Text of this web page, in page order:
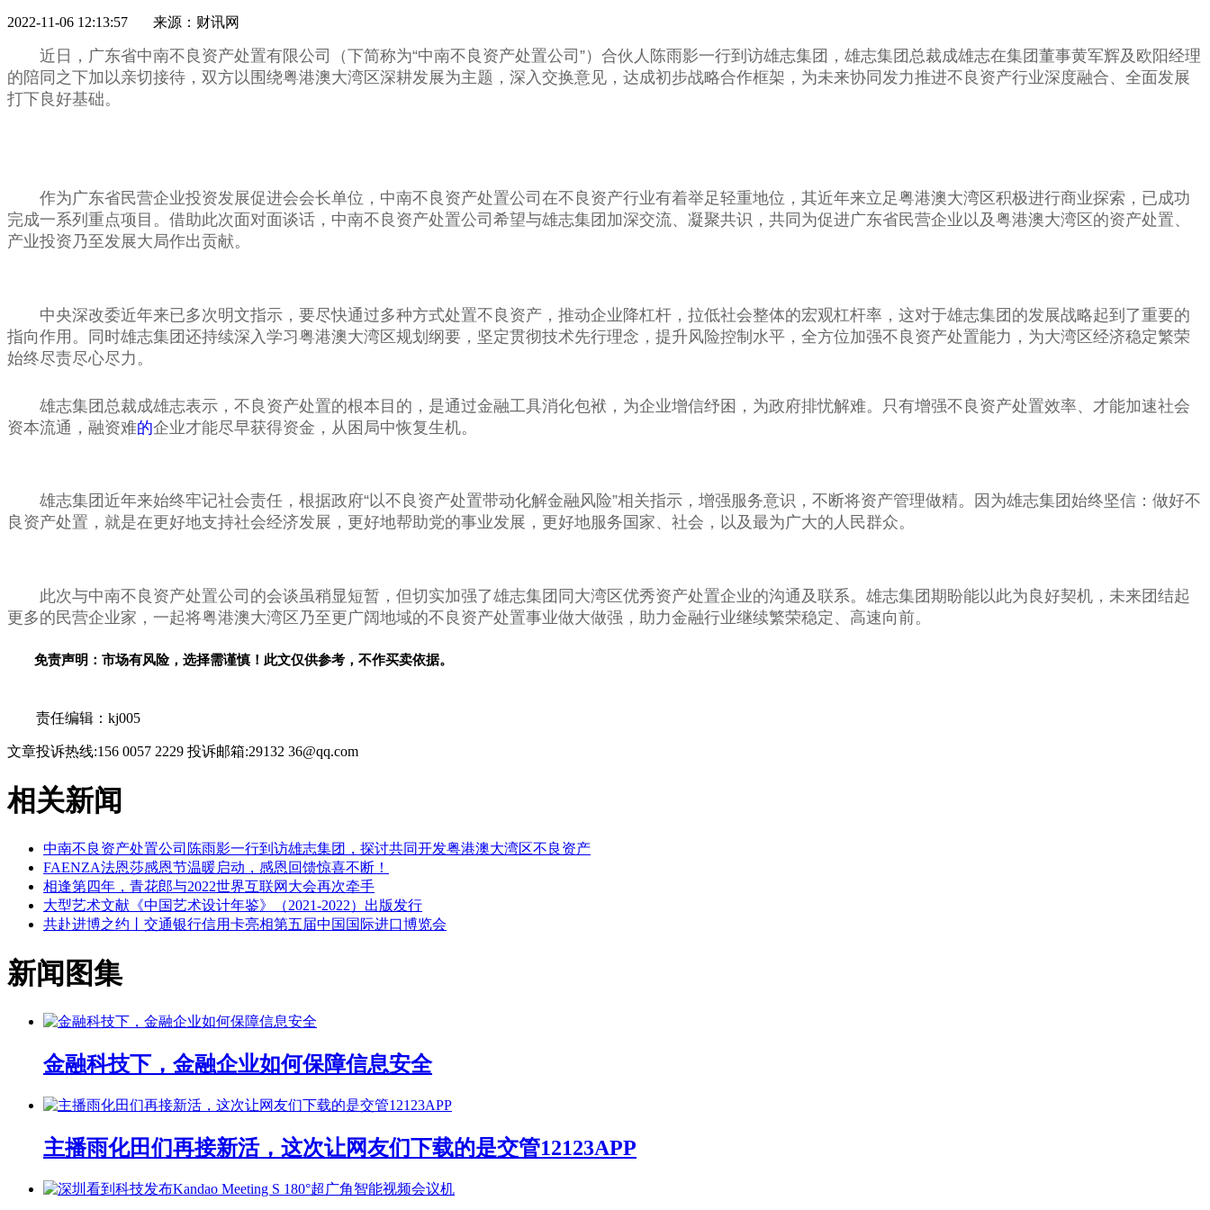
2022-11-06 12:13:57 来源：财讯网
近日，广东省中南不良资产处置有限公司（下简称为“中南不良资产处置公司”）合伙人陈雨影一行到访雄志集团，雄志集团总裁成雄志在集团董事黄军辉及欧阳经理
的陪同之下加以亲切接待，双方以围绕粤港澳大湾区深耕发展为主题，深入交换意见，达成初步战略合作框架，为未来协同发力推进不良资产行业深度融合、全面发展
打下良好基础。
作为广东省民营企业投资发展促进会会长单位，中南不良资产处置公司在不良资产行业有着举足轻重地位，其近年来立足粤港澳大湾区积极进行商业探索，已成功
完成一系列重点项目。借助此次面对面谈话，中南不良资产处置公司希望与雄志集团加深交流、凝聚共识，共同为促进广东省民营企业以及粤港澳大湾区的资产处置、
产业投资乃至发展大局作出贡献。
中央深改委近年来已多次明文指示，要尽快通过多种方式处置不良资产，推动企业降杠杆，拉低社会整体的宏观杠杆率，这对于雄志集团的发展战略起到了重要的
指向作用。同时雄志集团还持续深入学习粤港澳大湾区规划纲要，坚定贯彻技术先行理念，提升风险控制水平，全方位加强不良资产处置能力，为大湾区经济稳定繁荣
始终尽责尽心尽力。
雄志集团总裁成雄志表示，不良资产处置的根本目的，是通过金融工具消化包袱，为企业增信纾困，为政府排忧解难。只有增强不良资产处置效率、才能加速社会
资本流通，融资难的企业才能尽早获得资金，从困局中恢复生机。
雄志集团近年来始终牢记社会责任，根据政府“以不良资产处置带动化解金融风险”相关指示，增强服务意识，不断将资产管理做精。因为雄志集团始终坚信：做好不
良资产处置，就是在更好地支持社会经济发展，更好地帮助党的事业发展，更好地服务国家、社会，以及最为广大的人民群众。
此次与中南不良资产处置公司的会谈虽稍显短暂，但切实加强了雄志集团同大湾区优秀资产处置企业的沟通及联系。雄志集团期盼能以此为良好契机，未来团结起
更多的民营企业家，一起将粤港澳大湾区乃至更广阔地域的不良资产处置事业做大做强，助力金融行业继续繁荣稳定、高速向前。
免责声明：市场有风险，选择需谨慎！此文仅供参考，不作买卖依据。
责任编辑：kj005
文章投诉热线:156 0057 2229 投诉邮箱:29132 36@qq.com
相关新闻
中南不良资产处置公司陈雨影一行到访雄志集团，探讨共同开发粤港澳大湾区不良资产
FAENZA法恩莎感恩节温暖启动，感恩回馈惊喜不断！
相逢第四年，青花郎与2022世界互联网大会再次牵手
大型艺术文献《中国艺术设计年鉴》（2021-2022）出版发行
​共赴进博之约丨交通银行信用卡亮相第五届中国国际进口博览会
新闻图集
金融科技下，金融企业如何保障信息安全
主播雨化田们再接新活，这次让网友们下载的是交管12123APP